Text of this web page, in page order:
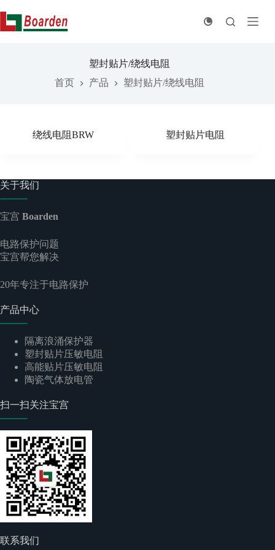
至
内
塑封贴片/绕线电阻
首页
产品 塑封贴片/绕线电阻
绕线电阻BRW 塑封贴片电阻
关于我们
宝宫 Boarden
电路保护问题
宝宫帮您解决
20年专注于电路保护
产品中心
隔离浪涌保护器
塑封贴片压敏电阻
高能贴片压敏电阻
陶瓷气体放电管
扫一扫关注宝宫
联系我们